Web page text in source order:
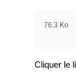
76.3 Ko
Cliquer le